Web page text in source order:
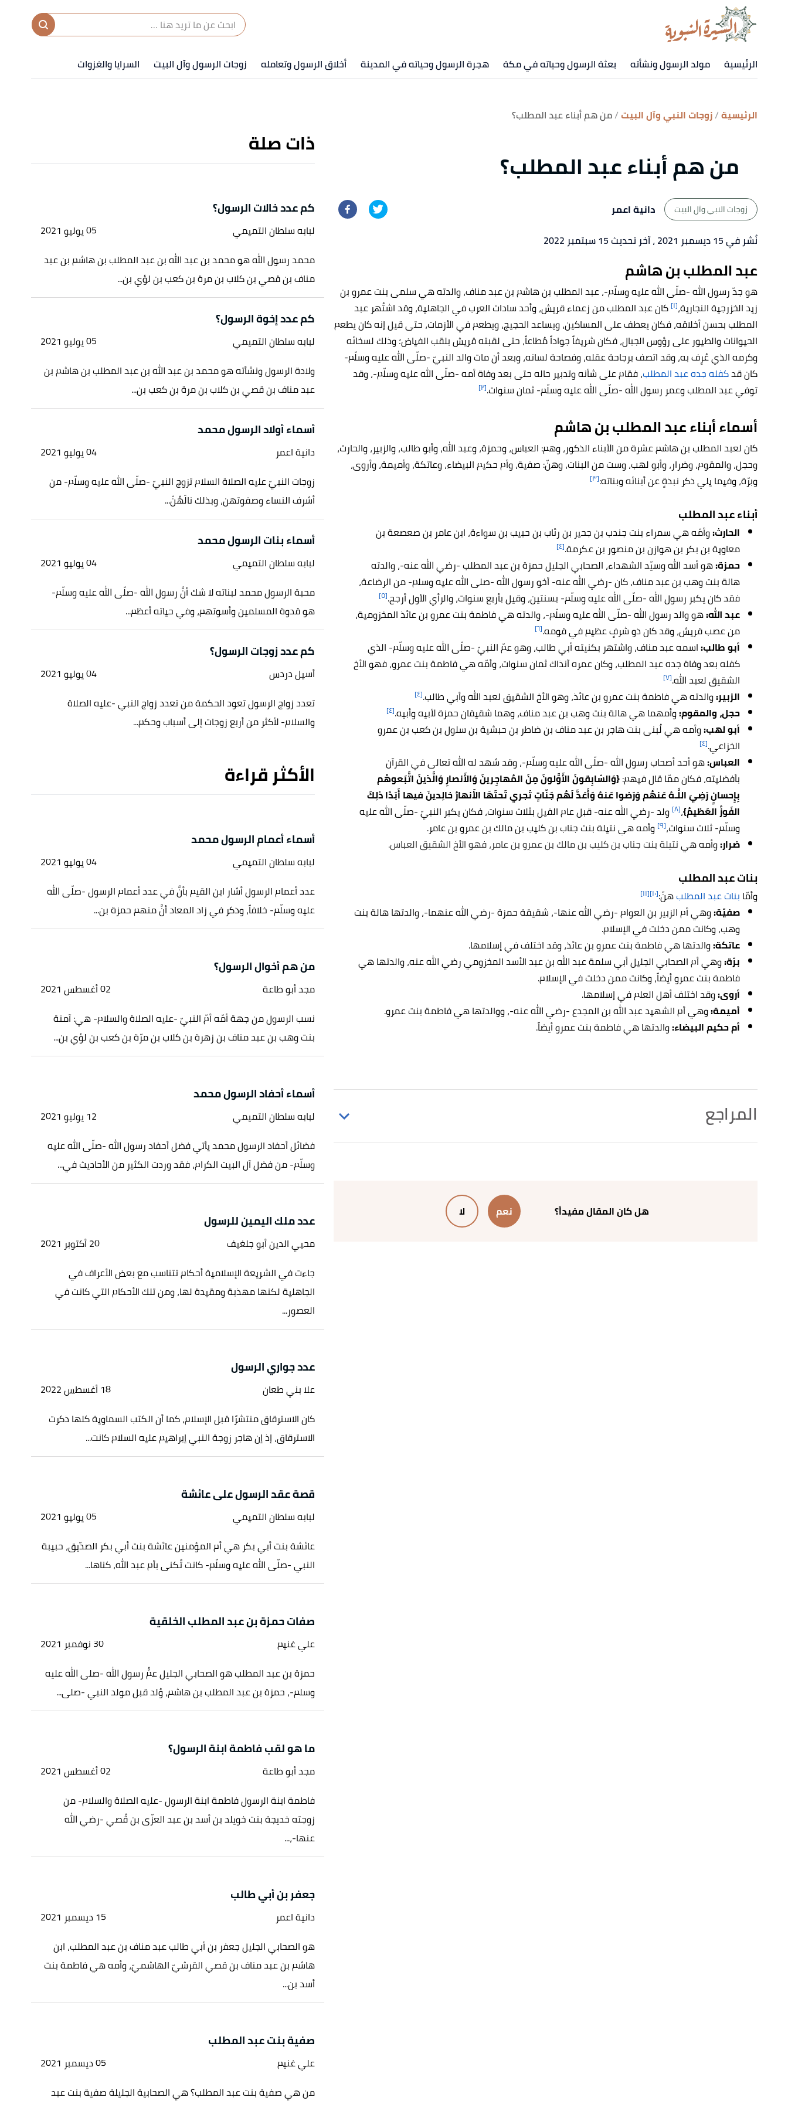
الرئيسية مولد الرسول ونشأته بعثة الرسول وحياته في مكة هجرة الرسول وحياته في المدينة أخلاق الرسول وتعامله زوجات الرسول وآل البيت السرايا والغزوات
الرئيسية زوجات النبي وآل البيت من هم أبناء عبد المطلب؟
من هم أبناء عبد المطلب؟
زوجات النبي وآل البيت
دانية اعمر
نُشر في 15 ديسمبر 2021
، آخر تحديث 15 سبتمبر 2022
عبد المطلب بن هاشم
هو جدّ رسول الله -صلّى الله عليه وسلّم-، عبد المطلب بن هاشم بن عبد مناف، والدته هي سلمى بنت عمرو بن
زيد الخزرجية النجارية،[١] كان عبد المطلب من زعماء قريش، وأحد سادات العرب في الجاهلية، وقد اشتُهر عبد
المطلب بحسن أخلاقه، فكان يعطف على المساكين، ويساعد الحجيج، ويطعم في الأزمات، حتى قيل إنه كان يطعم
الحيوانات والطيور على رؤوس الجبال، فكان شريفاً جواداً مُطاعاً، حتى لقبته قريش بلقب الفياض؛ وذلك لسخائه
وكرمه الذي عُرِف به، وقد اتصف برجاحة عقله، وفصاحة لسانه، وبعد أن مات والد النبيّ -صلّى الله عليه وسلّم-
كان قدكفله جده عبد المطلب، فقام على شأنه وتدبير حاله حتى بعد وفاة أمه -صلّى الله عليه وسلّم-، وقد
توفي عبد المطلب وعمر رسول الله -صلّى الله عليه وسلّم- ثمان سنوات.[٢]
أسماء أبناء عبد المطلب بن هاشم
كان لعبد المطلب بن هاشم عشرة من الأبناء الذكور، وهم: العباس، وحمزة، وعبد الله، وأبو طالب، والزبير، والحارث،
وحجل، والمقوم، وضرار، وأبو لهب، وست من البنات، وهنّ: صفية، وأم حكيم البيضاء، وعاتكة، وأميمة، وأروى،
وبرّة، وفيما يلي ذكر نبذةٍ عن أبنائه وبناته:[٣]
أبناء عبد المطلب
الحارث:وأمّه هي سمراء بنت جندب بن جحير بن رئاب بن حبيب بن سواءة، ابن عامر بن صعصعة بن
معاوية بن بكر بن هوازن بن منصور بن عكرمة.[٤]
حمزة:هو أسد الله وسيّد الشهداء، الصحابي الجليل حمزة بن عبد المطلب -رضي الله عنه-، والدته
هالة بنت وهب بن عبد مناف، كان -رضي الله عنه- أخو رسول الله -صلى الله عليه وسلم- من الرضاعة،
فقد كان يكبر رسول الله -صلّى الله عليه وسلّم- بسنتين، وقيل بأربع سنوات، والرأي الأول أرجح.[٥]
عبد الله:هو والد رسول الله -صلّى الله عليه وسلّم-، والدته هي فاطمة بنت عمرو بن عائذ المخزومية،
من عصب قريش، وقد كان ذو شرفٍ عظيم في قومه.[٦]
أبو طالب:اسمه عبد مناف، واشتهر بكنيته أبي طالب، وهو عمّ النبيّ -صلّى الله عليه وسلّم- الذي
كفله بعد وفاة جده عبد المطلب، وكان عمره آنذاك ثمان سنوات، وأمّه هي فاطمة بنت عمرو، فهو الأخ
الشقيق لعبد الله.[٧]
الزبير:والدته هي فاطمة بنت عمرو بن عائذ، وهو الأخ الشقيق لعبد الله وأبي طالب.[٤]
حجل، والمقوم:وأمهما هي هالة بنت وهب بن عبد مناف، وهما شقيقان حمزة لأبيه وأبيه.[٤]
أبو لهب:وأمه هي لُبنى بنت هاجر بن عبد مناف بن ضاطر بن حبشية بن سلول بن كعب بن عمرو
الخزاعي.[٤]
العباس:هو أحد أصحاب رسول الله -صلّى الله عليه وسلّم-، وقد شهد له الله تعالى في القرآن
بأفضليته، فكان ممّا قال فيهم:{وَالسّابِقونَ الأَوَّلونَ مِنَ المُهاجِرينَ وَالأَنصارِ وَالَّذينَ اتَّبَعوهُم
بِإِحسانٍ رَضِيَ اللَّـهُ عَنهُم وَرَضوا عَنهُ وَأَعَدَّ لَهُم جَنّاتٍ تَجري تَحتَهَا الأَنهارُ خالِدينَ فيها أَبَدًا ذلِكَ
الفَوزُ العَظيمُ}،[٨]
ولد -رضي الله عنه- قبل عام الفيل بثلاث سنوات، فكان يكبر النبيّ -صلّى الله عليه
وسلّم- ثلاث سنوات،[٩]
وأمه هي نتيلة بنت جناب بن كليب بن مالك بن عمرو بن عامر.
ضرار:وأمه هينتيلة بنت جناب بن كليب بن مالك بن عمرو بن عامر، فهو الأخ الشقيق العباس.
بنات عبد المطلب
وأمّا بنات عبد المطلبهنّ:[١٠] [١١]
صفيّة:وهي أم الزبير بن العوام -رضي الله عنها-، شقيقة حمزة -رضي الله عنهما-، والدتها هالة بنت
وهب، وكانت ممن دخلت في الإسلام.
عاتكة:والدتها هي فاطمة بنت عمرو بن عائذ، وقد اختلف في إسلامها.
برّة:وهي أم الصحابي الجليل أبي سلمة عبد الله بن عبد الأسد المخزومي رضي الله عنه، والدتها هي
فاطمة بنت عمرو أيضاً، وكانت ممن دخلت في الإسلام.
أروى:وقد اختلف أهل العلم في إسلامها.
أميمة:وهي أم الشهيد عبد الله بن المجدع -رضي الله عنه-، ووالدتها هي فاطمة بنت عمرو.
أم حكيم البيضاء:والدتها هي فاطمة بنت عمرو أيضاً.
المراجع
كتاب سيرة ابن هشام، صفحة 108. بتصرّف.
هل كان المقال مفيداً؟ نعم لا
ذات صلة
كم عدد خالات الرسول؟
لبابه سلطان التميمي
05 يوليو 2021
محمد رسول الله هو محمد بن عبد الله بن عبد المطلب بن هاشم بن عبد
مناف بن قصي بن كلاب بن مرة بن كعب بن لؤي بن...
كم عدد إخوة الرسول؟
لبابه سلطان التميمي
05 يوليو 2021
ولادة الرسول ونشأته هو محمد بن عبد الله بن عبد المطلب بن هاشم بن
عبد مناف بن قصي بن كلاب بن مرة بن كعب بن...
أسماء أولاد الرسول محمد
دانية اعمر
04 يوليو 2021
زوجات النبيّ عليه الصلاة السلام تزوج النبيّ -صلّى الله عليه وسلّم- من
أشرف النساء وصفوتهن، وبذلك نالَهُنّ...
أسماء بنات الرسول محمد
لبابه سلطان التميمي
04 يوليو 2021
محبة الرسول محمد لبناته لا شك أنَّ رسول الله -صلّى الله عليه وسلّم-
هو قدوة المسلمين وأسوتهم، وفي حياته أعظم...
كم عدد زوجات الرسول؟
أسيل دردس
04 يوليو 2021
تعدد زواج الرسول تعود الحكمة من تعدد زواج النبي -عليه الصلاة
والسلام- لأكثر من أربع زوجات إلى أسباب وحكم...
الأكثر قراءة
أسماء أعمام الرسول محمد
لبابه سلطان التميمي
04 يوليو 2021
عدد أعمام الرسول أشار ابن القيم بأنَّ في عدد أعمام الرسول -صلّى الله
عليه وسلّم- خلافاً، وذكر في زاد المعاد أنَّ منهم حمزة بن...
من هم أخوال الرسول؟
مجد أبو طاعة
02 أغسطس 2021
نسب الرسول من جهة أمّه أمّ النبيّ -عليه الصلاة والسلام- هي: آمنة
بنت وهب بن عبد مناف بن زهرة بن كلاب بن مرّة بن كعب بن لؤي بن...
أسماء أحفاد الرسول محمد
لبابه سلطان التميمي
12 يوليو 2021
فضائل أحفاد الرسول محمد يأتي فضل أحفاد رسول الله -صلّى الله عليه
وسلّم- من فضل آل البيت الكرام، فقد وردت الكثير من الأحاديث في...
عدد ملك اليمين للرسول
محيي الدين أبو جلغيف
20 أكتوبر 2021
جاءت في الشريعة الإسلامية أحكام تتناسب مع بعض الأعراف في
الجاهلية لكنها مهذبة ومقيدة لها، ومن تلك الأحكام التي كانت في
العصور...
عدد جواري الرسول
علا بني طعان
18 أغسطس 2022
كان الاسترقاق منتشرًا قبل الإسلام، كما أن الكتب السماوية كلها ذكرت
الاسترقاق، إذ إن هاجر زوجة النبي إبراهيم عليه السلام كانت...
قصة عقد الرسول على عائشة
لبابه سلطان التميمي
05 يوليو 2021
عائشة بنت أبي بكر هي أم المؤمنين عائشة بنت أبي بكر الصدّيق، حبيبة
النبي -صلّى الله عليه وسلّم- كانت تُكنى بأم عبد الله، كناها...
صفات حمزة بن عبد المطلب الخلقية
علي غنيم
30 نوفمبر 2021
حمزة بن عبد المطلب هو الصحابي الجليل عمُّ رسول الله -صلى الله عليه
وسلم-، حمزة بن عبد المطلب بن هاشم، وُلد قبل مولد النبي -صلى...
ما هو لقب فاطمة ابنة الرسول؟
مجد أبو طاعة
02 أغسطس 2021
فاطمة ابنة الرسول فاطمة ابنة الرسول -عليه الصلاة والسلام- من
زوجته خديجة بنت خويلد بن أسد بن عبد العزّى بن قُصي -رضي الله
عنها-،...
جعفر بن أبي طالب
دانية اعمر
15 ديسمبر 2021
هو الصحابي الجليل جعفر بن أبي طالب عبد مناف بن عبد المطلب، ابن
هاشم بن عبد مناف بن قصي القرشيّ الهاشميّ، وأمه هي فاطمة بنت
أسد بن...
صفية بنت عبد المطلب
علي غنيم
05 ديسمبر 2021
من هي صفية بنت عبد المطلب؟ هي الصحابية الجليلة صفية بنت عبد